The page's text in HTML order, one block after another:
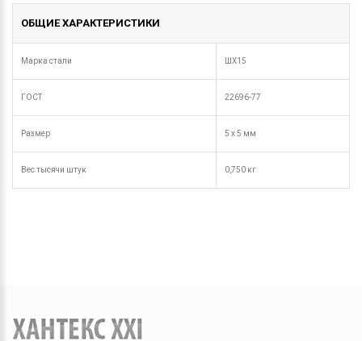
ОБЩИЕ ХАРАКТЕРИСТИКИ
Марка стали ШХ15
ГОСТ 22696-77
Размер 5 х 5 мм
Вес тысячи штук 0,750 кг